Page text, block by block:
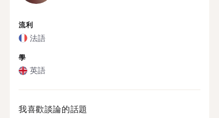
流利
法語
學
英語
我喜歡談論的話題